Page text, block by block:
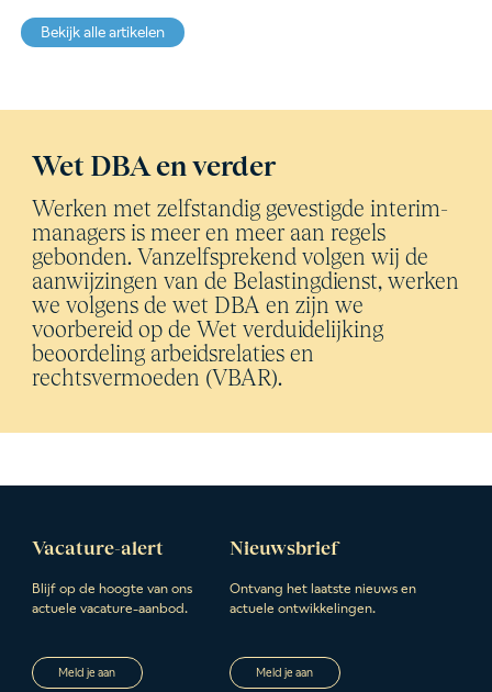
Bekijk alle artikelen
Wet DBA en verder
Werken met zelfstandig gevestigde interim-
managers is meer en meer aan regels
gebonden. Vanzelfsprekend volgen wij de
aanwijzingen van de Belastingdienst, werken
we volgens de wet DBA en zijn we
voorbereid op de Wet verduidelijking
beoordeling arbeidsrelaties en
rechtsvermoeden (VBAR).
Vacature-alert
Blijf op de hoogte van ons
actuele vacature-aanbod.
Meld je aan
Nieuwsbrief
Ontvang het laatste nieuws en
actuele ontwikkelingen.
Meld je aan